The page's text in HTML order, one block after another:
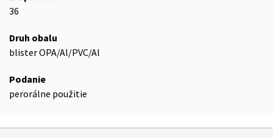
36
Druh obalu
blister OPA/Al/PVC/Al
Podanie
perorálne použitie